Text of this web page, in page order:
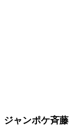
ジャンポケ斉